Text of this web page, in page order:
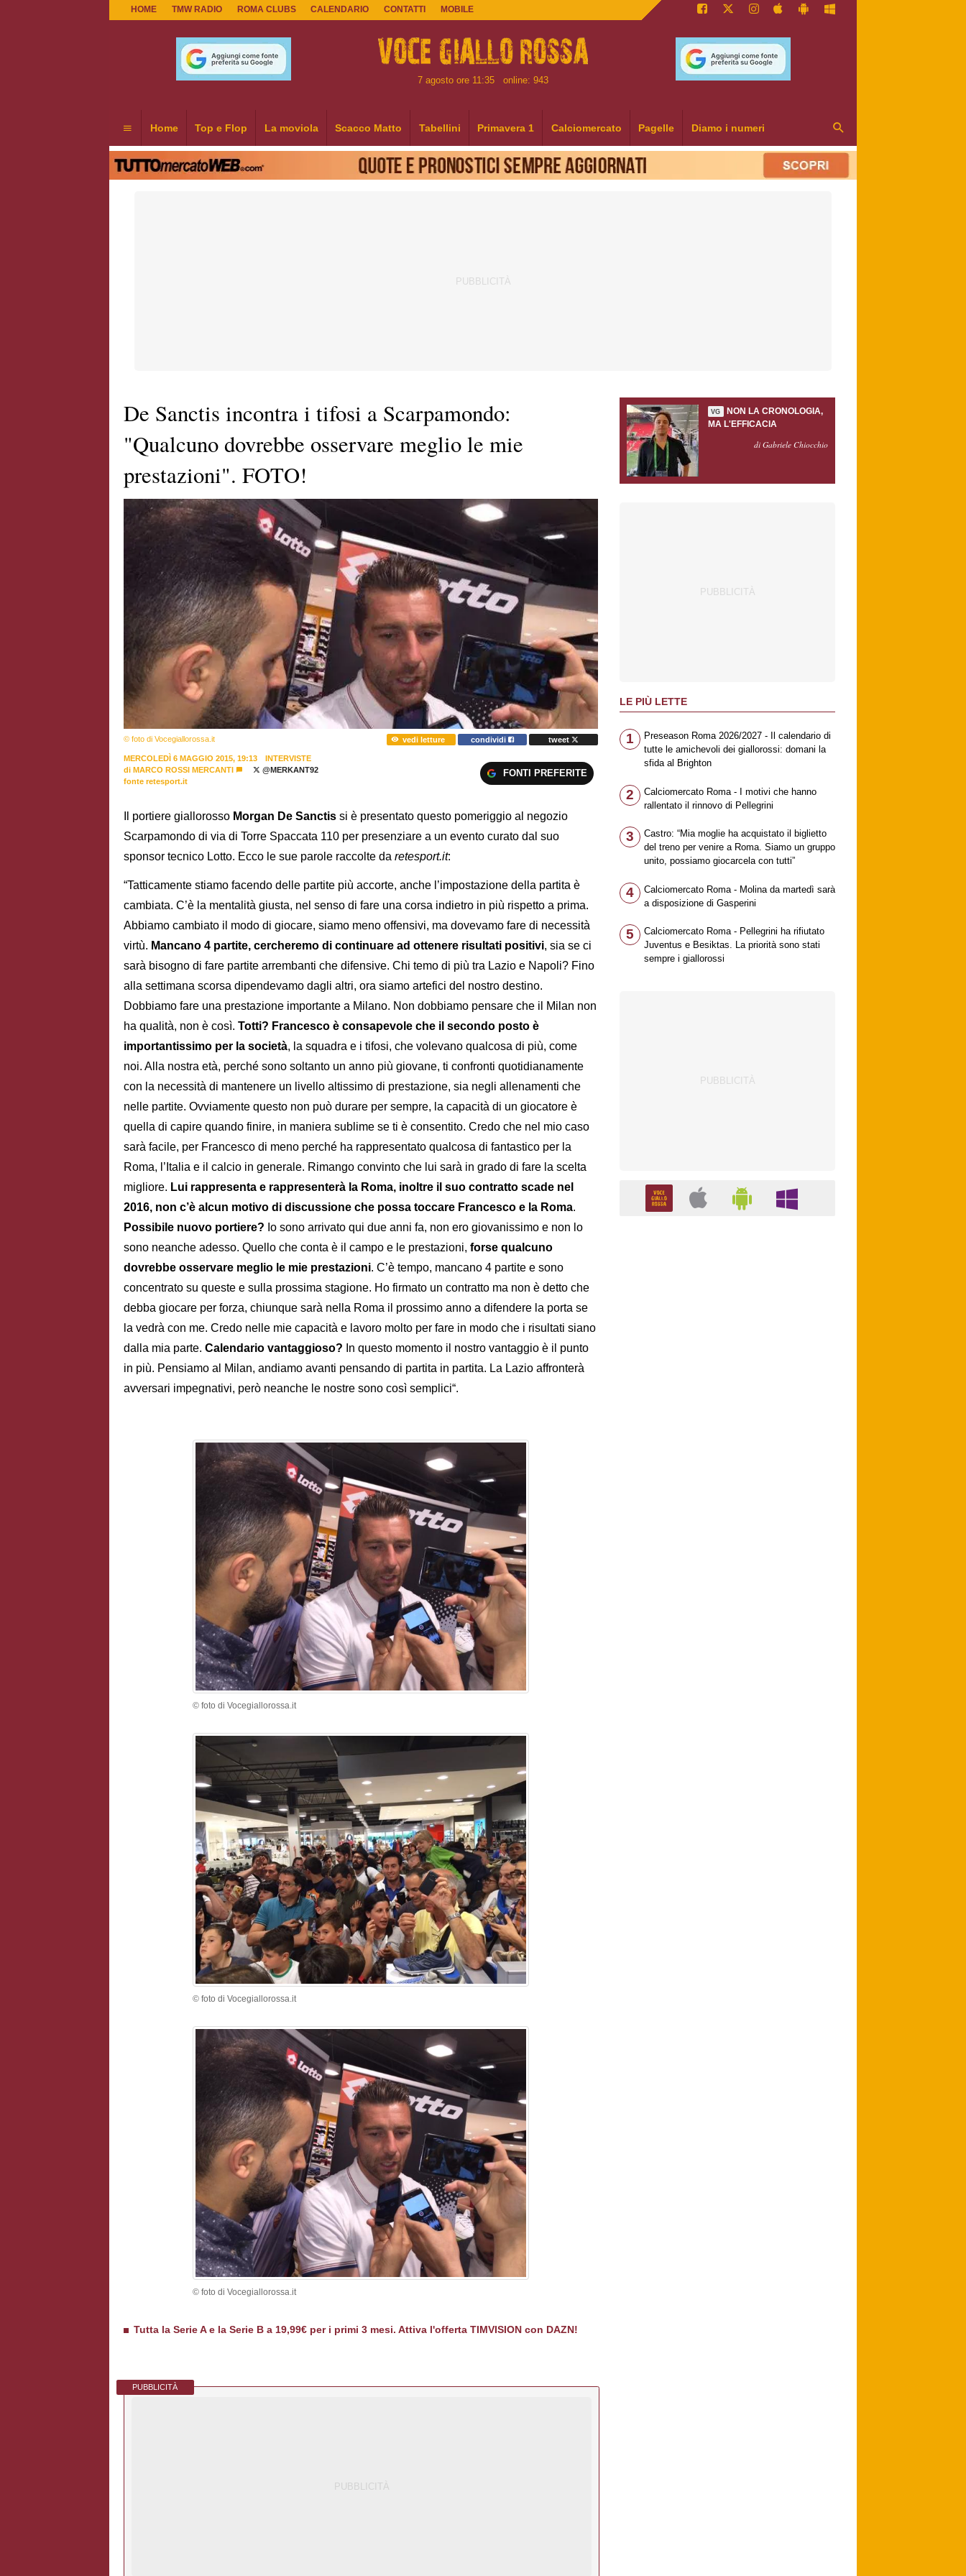
HOME TMW RADIO ROMA CLUBS CALENDARIO CONTATTI MOBILE
7 agosto ore 11:35 online: 943
Home Top e Flop La moviola Scacco Matto Tabellini Primavera 1 Calciomercato Pagelle Diamo i numeri
De Sanctis incontra i tifosi a Scarpamondo:
"Qualcuno dovrebbe osservare meglio le mie
prestazioni". FOTO!
© foto di Vocegiallorossa.it vedi letture condividi tweet
MERCOLEDÌ 6 MAGGIO 2015, 19:13
INTERVISTE
di MARCO ROSSI MERCANTI
@MERKANT92
fonte retesport.it
FONTI PREFERITE
Il portiere giallorosso Morgan De Sanctis si è presentato questo pomeriggio al negozio
Scarpamondo di via di Torre Spaccata 110 per presenziare a un evento curato dal suo
sponsor tecnico Lotto. Ecco le sue parole raccolte da retesport.it:
“Tatticamente stiamo facendo delle partite più accorte, anche l’impostazione della partita è
cambiata. C’è la mentalità giusta, nel senso di fare una corsa indietro in più rispetto a prima.
Abbiamo cambiato il modo di giocare, siamo meno offensivi, ma dovevamo fare di necessità
virtù. Mancano 4 partite, cercheremo di continuare ad ottenere risultati positivi, sia se ci
sarà bisogno di fare partite arrembanti che difensive. Chi temo di più tra Lazio e Napoli? Fino
alla settimana scorsa dipendevamo dagli altri, ora siamo artefici del nostro destino.
Dobbiamo fare una prestazione importante a Milano. Non dobbiamo pensare che il Milan non
ha qualità, non è così. Totti? Francesco è consapevole che il secondo posto è
importantissimo per la società, la squadra e i tifosi, che volevano qualcosa di più, come
noi. Alla nostra età, perché sono soltanto un anno più giovane, ti confronti quotidianamente
con la necessità di mantenere un livello altissimo di prestazione, sia negli allenamenti che
nelle partite. Ovviamente questo non può durare per sempre, la capacità di un giocatore è
quella di capire quando finire, in maniera sublime se ti è consentito. Credo che nel mio caso
sarà facile, per Francesco di meno perché ha rappresentato qualcosa di fantastico per la
Roma, l’Italia e il calcio in generale. Rimango convinto che lui sarà in grado di fare la scelta
migliore. Lui rappresenta e rappresenterà la Roma, inoltre il suo contratto scade nel
2016, non c’è alcun motivo di discussione che possa toccare Francesco e la Roma.
Possibile nuovo portiere? Io sono arrivato qui due anni fa, non ero giovanissimo e non lo
sono neanche adesso. Quello che conta è il campo e le prestazioni, forse qualcuno
dovrebbe osservare meglio le mie prestazioni. C’è tempo, mancano 4 partite e sono
concentrato su queste e sulla prossima stagione. Ho firmato un contratto ma non è detto che
debba giocare per forza, chiunque sarà nella Roma il prossimo anno a difendere la porta se
la vedrà con me. Credo nelle mie capacità e lavoro molto per fare in modo che i risultati siano
dalla mia parte. Calendario vantaggioso? In questo momento il nostro vantaggio è il punto
in più. Pensiamo al Milan, andiamo avanti pensando di partita in partita. La Lazio affronterà
avversari impegnativi, però neanche le nostre sono così semplici“.
© foto di Vocegiallorossa.it
© foto di Vocegiallorossa.it
© foto di Vocegiallorossa.it
Tutta la Serie A e la Serie B a 19,99€ per i primi 3 mesi. Attiva l'offerta TIMVISION con DAZN!
PUBBLICITÀ
VG
NON LA CRONOLOGIA,
MA L'EFFICACIA
di Gabriele Chiocchio
LE PIÙ LETTE
1
Preseason Roma 2026/2027 - Il calendario di
tutte le amichevoli dei giallorossi: domani la
sfida al Brighton
2
Calciomercato Roma - I motivi che hanno
rallentato il rinnovo di Pellegrini
3
Castro: “Mia moglie ha acquistato il biglietto
del treno per venire a Roma. Siamo un gruppo
unito, possiamo giocarcela con tutti”
4
Calciomercato Roma - Molina da martedì sarà
a disposizione di Gasperini
5
Calciomercato Roma - Pellegrini ha rifiutato
Juventus e Besiktas. La priorità sono stati
sempre i giallorossi